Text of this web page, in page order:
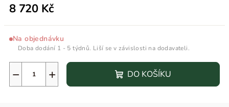
8 720 Kč
Na objednávku
Doba dodání 1 - 5 týdnů. Liší se v závislosti na dodavateli.
+
− DO KOŠÍKU